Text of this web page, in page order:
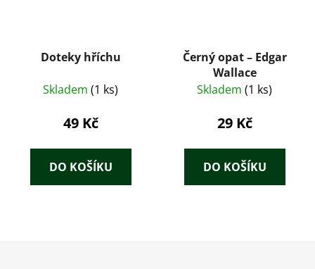
Doteky hříchu
Skladem (1 ks)
49 Kč
DO KOŠÍKU
Černý opat – Edgar
Wallace
Skladem (1 ks)
29 Kč
DO KOŠÍKU